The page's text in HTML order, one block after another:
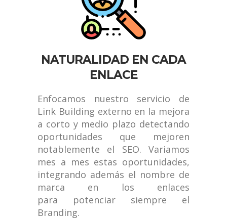
NATURALIDAD EN CADA
ENLACE
Enfocamos nuestro servicio de
Link Building externo en la mejora
a corto y medio plazo detectando
oportunidades que mejoren
notablemente el SEO. Variamos
mes a mes estas oportunidades,
integrando además el nombre de
marca en los enlaces
para potenciar siempre el
Branding.